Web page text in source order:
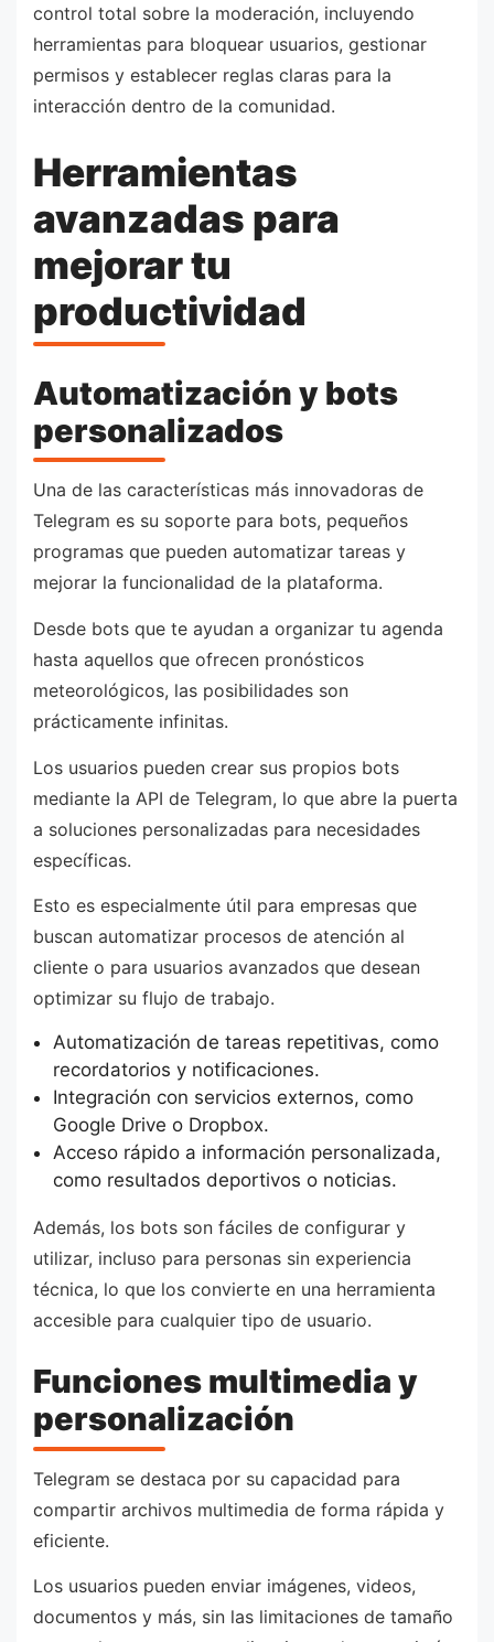
control total sobre la moderación, incluyendo
herramientas para bloquear usuarios, gestionar
permisos y establecer reglas claras para la
interacción dentro de la comunidad.
Herramientas
avanzadas para
mejorar tu
productividad
Automatización y bots
personalizados
Una de las características más innovadoras de
Telegram es su soporte para bots, pequeños
programas que pueden automatizar tareas y
mejorar la funcionalidad de la plataforma.
Desde bots que te ayudan a organizar tu agenda
hasta aquellos que ofrecen pronósticos
meteorológicos, las posibilidades son
prácticamente infinitas.
Los usuarios pueden crear sus propios bots
mediante la API de Telegram, lo que abre la puerta
a soluciones personalizadas para necesidades
específicas.
Esto es especialmente útil para empresas que
buscan automatizar procesos de atención al
cliente o para usuarios avanzados que desean
optimizar su flujo de trabajo.
Automatización de tareas repetitivas, como
recordatorios y notificaciones.
Integración con servicios externos, como
Google Drive o Dropbox.
Acceso rápido a información personalizada,
como resultados deportivos o noticias.
Además, los bots son fáciles de configurar y
utilizar, incluso para personas sin experiencia
técnica, lo que los convierte en una herramienta
accesible para cualquier tipo de usuario.
Funciones multimedia y
personalización
Telegram se destaca por su capacidad para
compartir archivos multimedia de forma rápida y
eficiente.
Los usuarios pueden enviar imágenes, videos,
documentos y más, sin las limitaciones de tamaño